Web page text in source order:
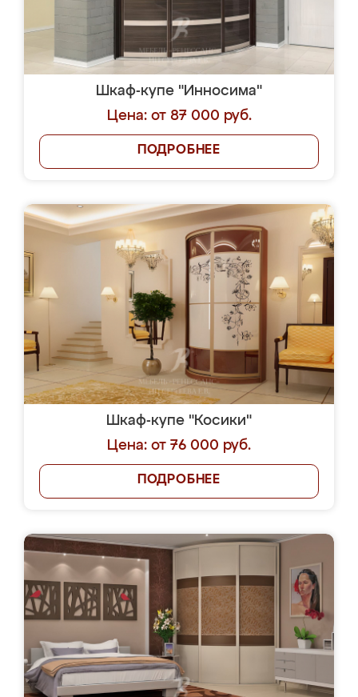
Шкаф-купе "Инносима"
Цена: от 87 000 руб.
ПОДРОБНЕЕ
Шкаф-купе "Косики"
Цена: от 76 000 руб.
ПОДРОБНЕЕ